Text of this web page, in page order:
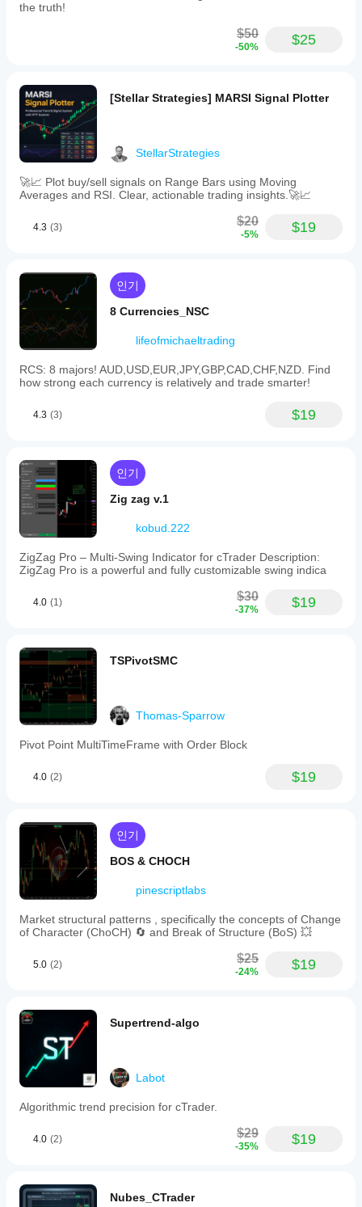
반영합니다
앵커를 이동하면 — 채널이 즉시 재계산됩니다
됩니다. 강세: 레벨은 상단에서 하단으로 측정합니다. 약
세: 레벨은 하단에서 상단으로 측정합니다. 시장의 방향성
컨텍스트가 바뀌면 채널이 자동으로 방향을 재조정합니
다.
앵커는 바의 시가 시간과 가격에 스냅되어 깔끔하고 재현
가능한 위치를 제공합니다.
채널 모드
되돌림 구간 61.8%와 38.2% 레벨 추가 — 전체 범위 내
핵심 되돌림 구간. 움직임 내 주요 되돌림 영역 식별에 최
적.
상단 되돌림 구간
채널 상단 절반(중간과 상단 사이)에 매
핑된 되돌림 구간. 상승 구간 내 되돌림 구조 분리에 유용.
하단 되돌림 구간 채널 하단 절반(하단과 중간 사이)에 매
핑된 되돌림 구간. 하락 구간에 동일한 논리 적용.
피보나치 레벨
전체 범위에 걸친 완전한 피보나치 그리드:
상단 피보나치 레벨 채널 상단 절반에만 적용된 완전한 피
보나치 그리드.
하단 피보나치 레벨
채널 하단 절반에만 적용된 완전한 피
보나치 그리드.
차트 읽기
상단선:
채널의 상단 경계 (앵커부터의 최고점)
하단선:
채널의 하단 경계 (앵커부터의 최저점)
50%: 중간 되돌림 레벨 (빨간-주황색)
78.6% / 88.6% / 23.6% / 11.4%:
벨 (회색 점선)
앵커 아이콘:
의하기 위해 이동
= 0%, 하단 = 100%)
최신 종가가 앵커 시가를 넘을 때 방향이 자동으로 업
데이트됨
매개변수
인스턴스 ID — 동일 차트에서 여러 독립 채널 지원
아이콘 유형 — 드래그 가능한 앵커의 시각적 스타일
라벨 표시 — 각 레벨의 가격 라벨 토글
폰트 패밀리 — 라벨 서체
폰트 크기 — 라벨 크기 (6–32)
대상 사용자
이 지표는 피보나치 분석을 기계적 신호 도구가 아닌 구조
적 참조로 사용하는 트레이더를 위한 것입니다.
영하지 못하는 것을 경험했다면 — 이 지표는 바로 그 문
지표
지
이해
할
있습
니
다.
요?
수정
하여
자신
의
전략
에
지표
를
할
니
다.
the truth!
$50
-50% $25
[Stellar Strategies] MARSI Signal Plotter
StellarStrategies
🚀📈 Plot buy/sell signals on Range Bars using Moving
Averages and RSI. Clear, actionable trading insights.🚀📈
4.3 (3) $20
-5% $19
인기
8 Currencies_NSC
lifeofmichaeltrading
RCS: 8 majors! AUD,USD,EUR,JPY,GBP,CAD,CHF,NZD. Find
how strong each currency is relatively and trade smarter!
4.3 (3) $19
인기
Zig zag v.1
kobud.222
ZigZag Pro – Multi-Swing Indicator for cTrader Description:
ZigZag Pro is a powerful and fully customizable swing indica
4.0 (1) $30
-37% $19
TSPivotSMC
Thomas-Sparrow
Pivot Point MultiTimeFrame with Order Block
4.0 (2) $19
인기
BOS & CHOCH
pinescriptlabs
Market structural patterns , specifically the concepts of Change
of Character (ChoCH) 🔄 and Break of Structure (BoS) 💥
5.0 (2) $25
-24% $19
Supertrend-algo
Labot
Algorithmic trend precision for cTrader.
4.0 (2) $29
-35% $19
Nubes_CTrader